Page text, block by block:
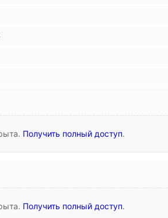
Получить полный доступ.
Получить полный доступ.